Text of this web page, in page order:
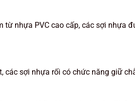
nhựa PVC cao cấp, các sợi nhựa
các sợi nhựa rối có chức năng giữ